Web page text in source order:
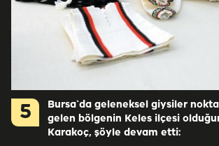
5
Bursa`da geleneksel giysiler
gelen bölgenin Keles ilçesi
Karakoç, şöyle devam etti: